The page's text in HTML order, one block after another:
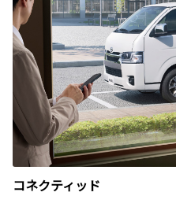
コネクティッド